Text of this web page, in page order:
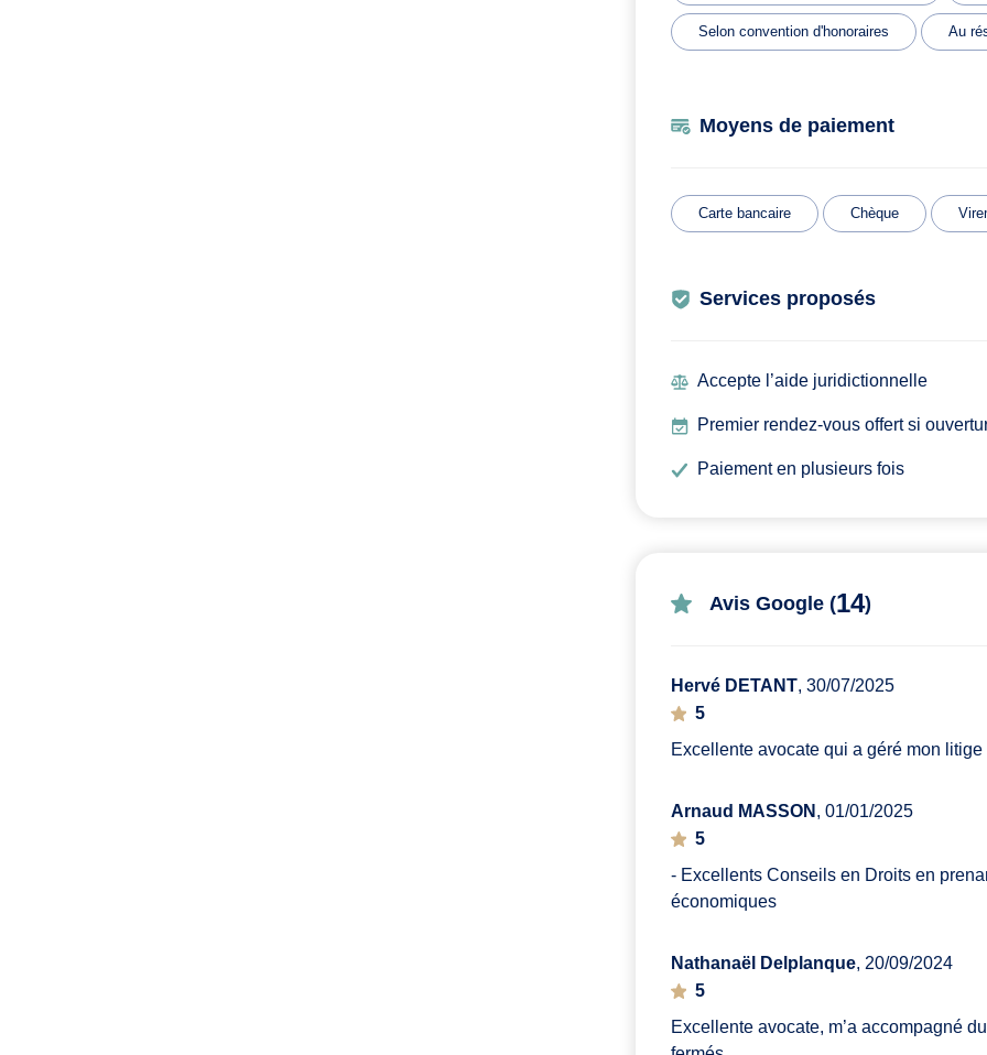
Selon convention d'honoraires Au
Moyens de paiement
Carte bancaire Chèque
Services proposés
Accepte l’aide juridictionnelle
Premier rendez-vous offert si
Paiement en plusieurs fois
Avis Google (14)
Hervé DETANT, 30/07/2025
5
Excellente avocate qui a géré mon
Arnaud MASSON , 01/01/2025
5
- Excellents Conseils en Droits en
économiques
Nathanaël Delplanque, 20/09/2024
5
Excellente avocate, m’a accompagné